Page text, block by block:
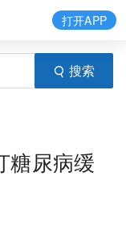
搜索
打开APP
糖尿病缓